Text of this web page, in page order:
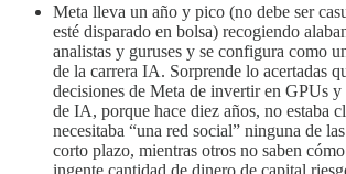
Meta lleva un año y pico (no debe ser
esté disparado en bolsa) recogiendo
analistas y guruses y se configura como
de la carrera IA. Sorprende lo acertadas
decisiones de Meta de invertir en GPUs
de IA, porque hace diez años, no estaba
necesitaba “una red social” ninguna de
corto plazo, mientras otros no saben
ingente cantidad de dinero de capital